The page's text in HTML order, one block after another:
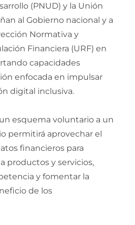
(PNUD) y la Unión
al Gobierno nacional y a
Normativa y
Financiera (URF) en
capacidades
enfocada en impulsar
digital inclusiva.
esquema voluntario a un
permitirá aprovechar el
financieros para
productos y servicios,
y fomentar la
de los